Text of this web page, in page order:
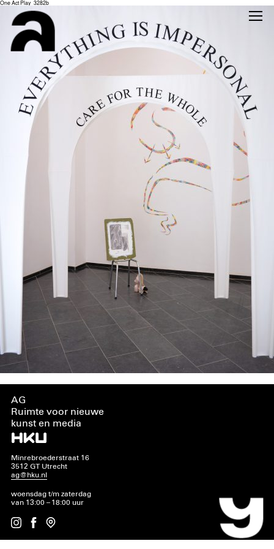
One Act Play_3282b
AG
Ruimte voor nieuwe
kunst en media
Minrebroederstraat 16
3512 GT Utrecht
ag@hku.nl
woensdag t/m zaterdag
van 13:00 – 18:00 uur